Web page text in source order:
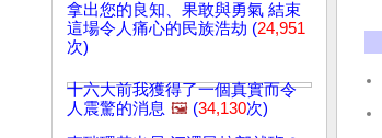
拿出您的良知、果敢與勇氣 結束
這場令人痛心的民族浩劫 (24,951
次)
十六大前我獲得了一個真實而令
人震驚的消息 🖼️ (34,130次)